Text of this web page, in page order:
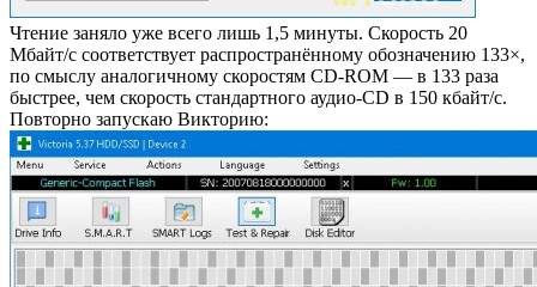
Чтение заняло уже всего лишь 1,5 минуты. Скорость 20
Мбайт/с соответствует распространённому обозначению 133×,
по смыслу аналогичному скоростям CD-ROM — в 133 раза
быстрее, чем скорость стандартного аудио-CD в 150 кбайт/с.
Повторно запускаю Викторию: